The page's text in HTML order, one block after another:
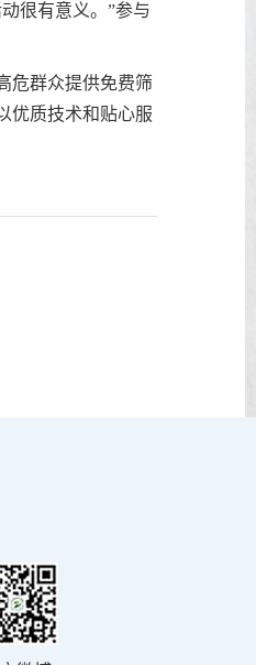
很有意义。”参与
危群众提供免费筛
优质技术和贴心服